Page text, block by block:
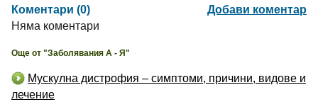
Коментари (0)
Добави коментар
Няма коментари
Още от "Заболявания А - Я"
Мускулна дистрофия – симптоми, причини, видове и
лечение